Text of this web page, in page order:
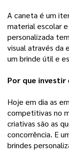
A caneta é um
material escolar
personalizada
visual através da
um brinde útil e
Por que investir
Hoje em dia as
competitivas no
criativas são as
concorrência. E
brindes